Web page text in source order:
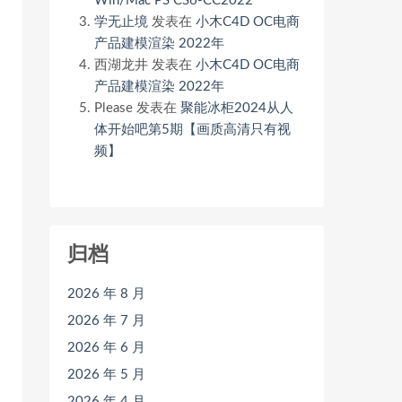
学无止境 发表在 小木C4D OC电商
产品建模渲染 2022年
西湖龙井 发表在 小木C4D OC电商
产品建模渲染 2022年
Please 发表在 聚能冰柜2024从人
体开始吧第5期【画质高清只有视
频】
归档
2026 年 8 月
2026 年 7 月
2026 年 6 月
2026 年 5 月